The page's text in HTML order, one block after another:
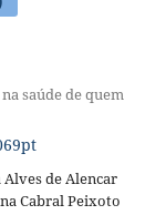
saúde de quem
de Alencar
Cabral Peixoto